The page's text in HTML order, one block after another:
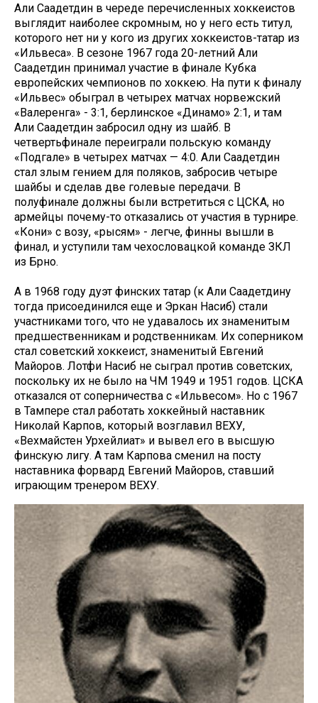
Али Саадетдин в череде перечисленных хоккеистов
выглядит наиболее скромным, но у него есть титул,
которого нет ни у кого из других хоккеистов-татар из
«Ильвеса». В сезоне 1967 года 20-летний Али
Саадетдин принимал участие в финале Кубка
европейских чемпионов по хоккею. На пути к финалу
«Ильвес» обыграл в четырех матчах норвежский
«Валеренга» - 3:1, берлинское «Динамо» 2:1, и там
Али Саадетдин забросил одну из шайб. В
четвертьфинале переиграли польскую команду
«Подгале» в четырех матчах — 4:0. Али Саадетдин
стал злым гением для поляков, забросив четыре
шайбы и сделав две голевые передачи. В
полуфинале должны были встретиться с ЦСКА, но
армейцы почему-то отказались от участия в турнире.
«Кони» с возу, «рысям» - легче, финны вышли в
финал, и уступили там чехословацкой команде ЗКЛ
из Брно.
А в 1968 году дуэт финских татар (к Али Саадетдину
тогда присоединился еще и Эркан Насиб) стали
участниками того, что не удавалось их знаменитым
предшественникам и родственникам. Их соперником
стал советский хоккеист, знаменитый Евгений
Майоров. Лотфи Насиб не сыграл против советских,
поскольку их не было на ЧМ 1949 и 1951 годов. ЦСКА
отказался от соперничества с «Ильвесом». Но с 1967
в Тампере стал работать хоккейный наставник
Николай Карпов, который возглавил ВЕХУ,
«Вехмайстен Урхейлиат» и вывел его в высшую
финскую лигу. А там Карпова сменил на посту
наставника форвард Евгений Майоров, ставший
играющим тренером ВЕХУ.